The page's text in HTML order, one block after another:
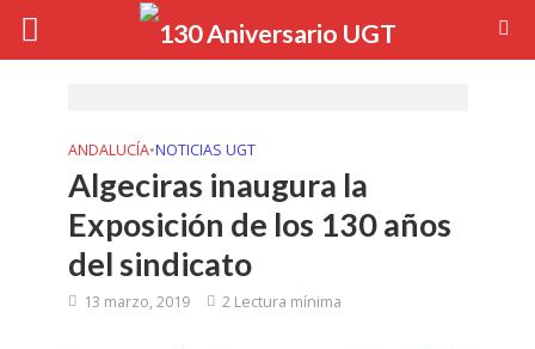
ANDALUCÍA•NOTICIAS UGT
Algeciras inaugura la
Exposición de los 130 años
del sindicato
13 marzo, 2019 2 Lectura mínima